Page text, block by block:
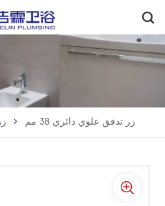
Français
زر تدفق علوي دائري 38 مم